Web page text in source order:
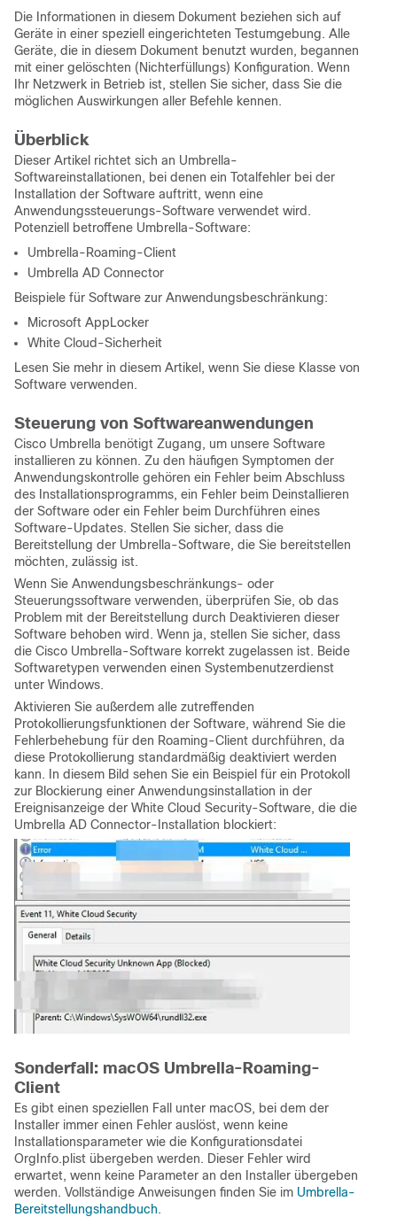
Die Informationen in diesem Dokument beziehen sich auf
Geräte in einer speziell eingerichteten Testumgebung. Alle
Geräte, die in diesem Dokument benutzt wurden, begannen
mit einer gelöschten (Nichterfüllungs) Konfiguration. Wenn
Ihr Netzwerk in Betrieb ist, stellen Sie sicher, dass Sie die
möglichen Auswirkungen aller Befehle kennen.
Überblick
Dieser Artikel richtet sich an Umbrella-
Softwareinstallationen, bei denen ein Totalfehler bei der
Installation der Software auftritt, wenn eine
Anwendungssteuerungs-Software verwendet wird.
Potenziell betroffene Umbrella-Software:
Umbrella-Roaming-Client
Umbrella AD Connector
Beispiele für Software zur Anwendungsbeschränkung:
Microsoft AppLocker
White Cloud-Sicherheit
Lesen Sie mehr in diesem Artikel, wenn Sie diese Klasse von
Software verwenden.
Steuerung von Softwareanwendungen
Cisco Umbrella benötigt Zugang, um unsere Software
installieren zu können. Zu den häufigen Symptomen der
Anwendungskontrolle gehören ein Fehler beim Abschluss
des Installationsprogramms, ein Fehler beim Deinstallieren
der Software oder ein Fehler beim Durchführen eines
Software-Updates. Stellen Sie sicher, dass die
Bereitstellung der Umbrella-Software, die Sie bereitstellen
möchten, zulässig ist.
Wenn Sie Anwendungsbeschränkungs- oder
Steuerungssoftware verwenden, überprüfen Sie, ob das
Problem mit der Bereitstellung durch Deaktivieren dieser
Software behoben wird. Wenn ja, stellen Sie sicher, dass
die Cisco Umbrella-Software korrekt zugelassen ist. Beide
Softwaretypen verwenden einen Systembenutzerdienst
unter Windows.
Aktivieren Sie außerdem alle zutreffenden
Protokollierungsfunktionen der Software, während Sie die
Fehlerbehebung für den Roaming-Client durchführen, da
diese Protokollierung standardmäßig deaktiviert werden
kann. In diesem Bild sehen Sie ein Beispiel für ein Protokoll
zur Blockierung einer Anwendungsinstallation in der
Ereignisanzeige der White Cloud Security-Software, die die
Umbrella AD Connector-Installation blockiert:
Sonderfall: macOS Umbrella-Roaming-
Client
Es gibt einen speziellen Fall unter macOS, bei dem der
Installer immer einen Fehler auslöst, wenn keine
Installationsparameter wie die Konfigurationsdatei
OrgInfo.plist übergeben werden. Dieser Fehler wird
erwartet, wenn keine Parameter an den Installer übergeben
werden. Vollständige Anweisungen finden Sie im Umbrella-
Bereitstellungshandbuch.